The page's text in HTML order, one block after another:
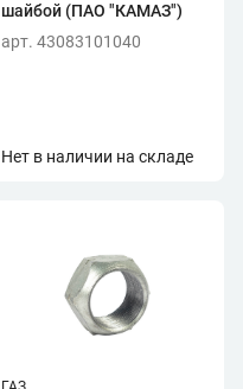
шайбой (ПАО "КАМАЗ")
арт. 43083101040
Нет в наличии на складе